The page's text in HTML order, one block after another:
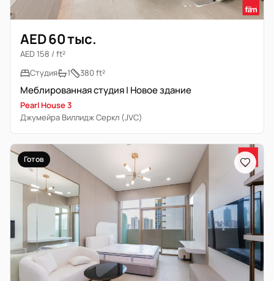
AED 60 тыс.
AED 158 / ft²
Студия
1 380 ft²
Меблированная студия | Новое здание
Pearl House 3
Джумейра Виллидж Серкл (JVC)
Готов